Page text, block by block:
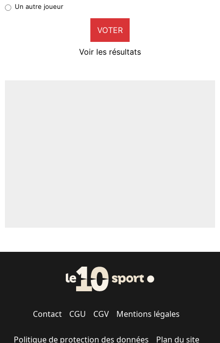
9%
Un autre joueur
VOTER
Voir les résultats
Contact CGU CGV Mentions légales
Politique de protection des données Plan du site